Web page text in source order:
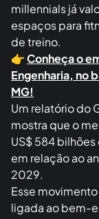
millennials já
espaços para
de treino.
👉Conheça o
Engenharia, no
MG!
Um relatório do
mostra que o
US$ 584
em relação ao
2029.
Esse
ligada ao bem-